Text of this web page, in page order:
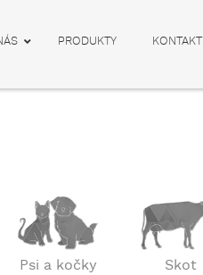
PRODUKTY KONTAKT
Psi a kočky Skot